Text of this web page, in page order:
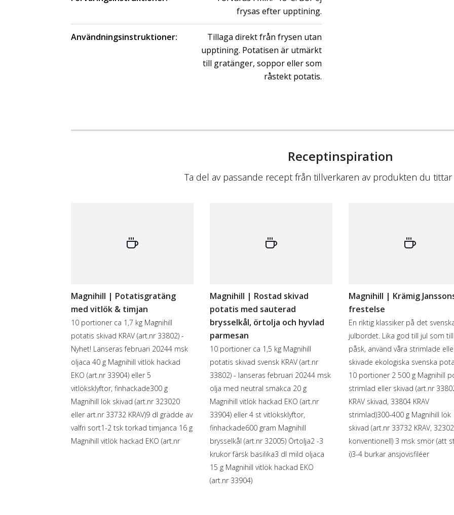
frysas efter upptining.
Användningsinstruktioner:
Tillaga direkt från frysen utan
upptining. Potatisen är utmärkt
till gratänger, soppor eller som
råstekt potatis.
Receptinspiration
Ta del av passande recept från tillverkaren av produkten du
Magnihill | Potatisgratäng
med vitlök & timjan
10 portioner ca 1,7 kg Magnihill
potatis skivad KRAV (art.nr 33802) -
Nyhet! Lanseras februari 20244 msk
oljaca 40 g Magnihill vitlök hackad
EKO (art.nr 33904) eller 5
vitlöksklyftor, finhackade300 g
Magnihill lök skivad (art.nr 323020
eller art.nr 33732 KRAV)9 dl grädde av
valfri sort1-2 tsk torkad timjanca 16 g
Magnihill vitlök hackad EKO (art.nr
Magnihill | Rostad skivad
potatis med sauterad
brysselkål, örtolja och hyvlad
parmesan
10 portioner ca 1,5 kg Magnihill
potatis skivad svensk KRAV (art.nr
33802) - lanseras februari 20244 msk
olja med neutral smakca 20 g
Magnihill vitlök hackad EKO (art.nr
33904) eller 4 st vitlöksklyftor,
finhackade600 gram Magnihill
brysselkål (art.nr 32005) Örtolja2 -3
krukor färsk basilika3 dl mild oljaca
15 g Magnihill vitlök hackad EKO
(art.nr 33904)
Magnihill | Krämig
frestelse
En riktig klassiker på det
julbordet. Lika god till jul som till
påsk, använd våra strimlade
skivade ekologiska svenska
10 portioner 2 500 g Magnihill
strimlad eller skivad (art.nr
KRAV skivad, 33804 KRAV
strimlad)300-400 g Magnihill lök
skivad (art.nr 33732 KRAV,
konventionell) 3 msk smör (att
i)3-4 burkar ansjovisfiléer